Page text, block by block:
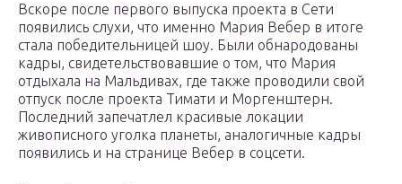
Вскоре после первого выпуска проекта в Сети
появились слухи, что именно Мария Вебер в итоге
стала победительницей шоу. Были обнародованы
кадры, свидетельствовавшие о том, что Мария
отдыхала на Мальдивах, где также проводили свой
отпуск после проекта Тимати и Моргенштерн.
Последний запечатлел красивые локации
живописного уголка планеты, аналогичные кадры
появились и на странице Вебер в соцсети.